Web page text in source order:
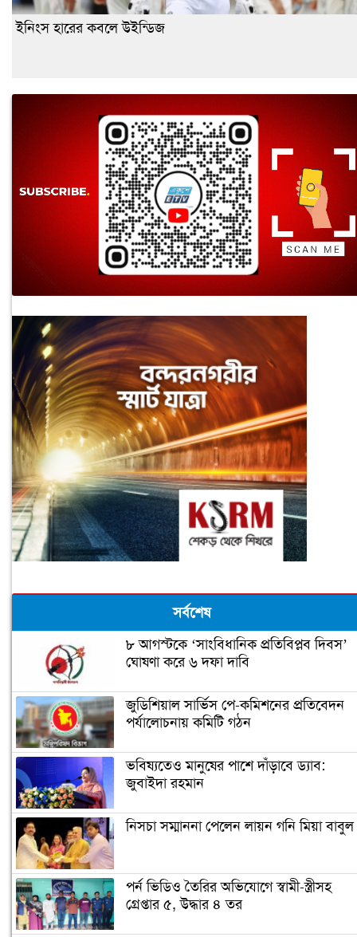
ইনিংস হারের কবলে উইন্ডিজ
সর্বশেষ
৮ আগস্টকে ‘সাংবিধানিক প্রতিবিপ্লব দিবস’
ঘোষণা করে ৬ দফা দাবি
জুডিশিয়াল সার্ভিস পে-কমিশনের প্রতিবেদন
পর্যালোচনায় কমিটি গঠন
ভবিষ্যতেও মানুষের পাশে দাঁড়াবে ড্যাব:
জুবাইদা রহমান
নিসচা সম্মাননা পেলেন লায়ন গনি মিয়া বাবুল
পর্ন ভিডিও তৈরির অভিযোগে স্বামী-স্ত্রীসহ
গ্রেপ্তার ৫, উদ্ধার ৪ তর